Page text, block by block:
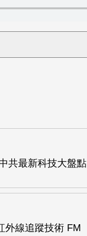
共最新科技大盤點
外線追蹤技術 FM